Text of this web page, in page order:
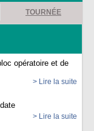
TOURNÉE
opératoire et de
> Lire la suite
> Lire la suite